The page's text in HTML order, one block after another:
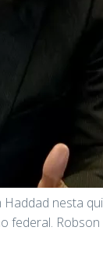
nesta
federal.